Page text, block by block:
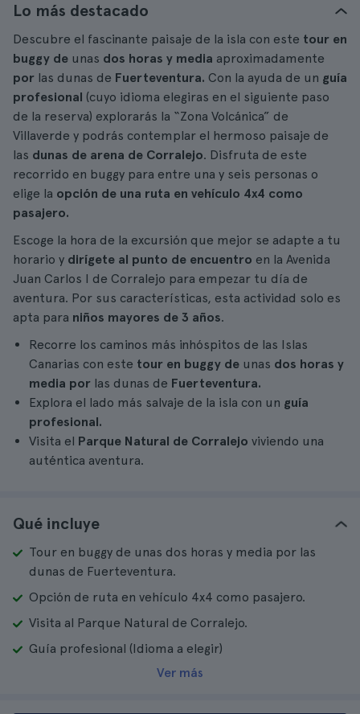
Lo más destacado
Descubre el fascinante paisaje de la isla con este tour en
buggy de unas dos horas y media aproximadamente
por las dunas de Fuerteventura. Con la ayuda de un guía
profesional (cuyo idioma elegiras en el siguiente paso
de la reserva) explorarás la “Zona Volcánica” de
Villaverde y podrás contemplar el hermoso paisaje de
las dunas de arena de Corralejo. Disfruta de este
recorrido en buggy para entre una y seis personas o
elige la opción de una ruta en vehículo 4x4 como
pasajero.
Escoge la hora de la excursión que mejor se adapte a tu
horario y dirígete al punto de encuentro en la Avenida
Juan Carlos I de Corralejo para empezar tu día de
aventura. Por sus características, esta actividad solo es
apta para niños mayores de 3 años.
Recorre los caminos más inhóspitos de las Islas
Canarias con este tour en buggy de unas dos horas y
media por las dunas de Fuerteventura.
Explora el lado más salvaje de la isla con un guía
profesional.
Visita el Parque Natural de Corralejo viviendo una
auténtica aventura.
Qué incluye
Tour en buggy de unas dos horas y media por las
dunas de Fuerteventura.
Opción de ruta en vehículo 4x4 como pasajero.
Visita al Parque Natural de Corralejo.
Guía profesional (Idioma a elegir)
Ver más